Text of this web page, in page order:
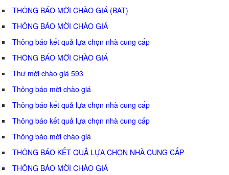
THÔNG BÁO MỜI CHÀO GIÁ (BAT)
THÔNG BÁO MỜI CHÀO GIÁ
Thông báo kết quả lựa chọn nhà cung cấp
THÔNG BÁO MỜI CHÀO GIÁ
Thư mời chào giá 593
Thông báo mời chào giá
Thông báo kết quả lựa chọn nhà cung cấp
Thông báo kết quả lựa chọn nhà cung cấp
Thông báo mời chào giá
THÔNG BÁO KẾT QUẢ LỰA CHỌN NHÀ CUNG CẤP
THÔNG BÁO MỜI CHÀO GIÁ